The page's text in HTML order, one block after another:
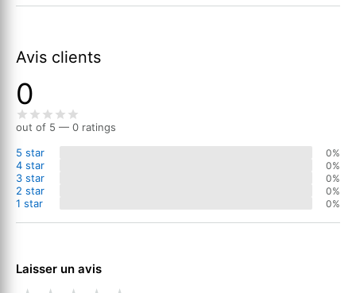
Avis clients
0
out of 5 — 0 ratings
5 star
0%
4 star 0%
3 star 0%
2 star 0%
1 star 0%
Laisser un avis